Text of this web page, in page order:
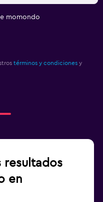
momondo
términos y condiciones y
resultados
en